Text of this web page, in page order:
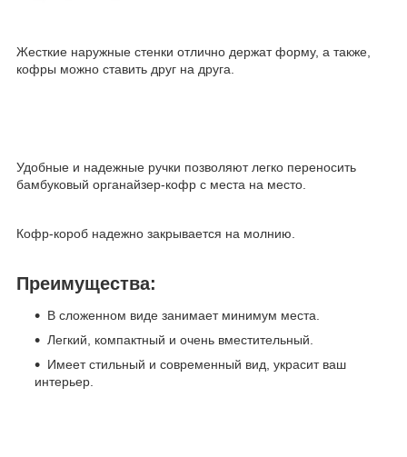
Жесткие наружные стенки отлично держат форму, а также,
кофры можно ставить друг на друга.
Удобные и надежные ручки позволяют легко переносить
бамбуковый органайзер-кофр с места на место.
Кофр-короб надежно закрывается на молнию.
Преимущества:
В сложенном виде занимает минимум места.
Легкий, компактный и очень вместительный.
Имеет стильный и современный вид, украсит ваш
интерьер.